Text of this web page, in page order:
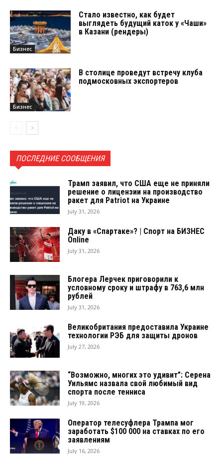
Бизнес
Стало известно, как будет
выглядеть будущий каток у «Чаши»
в Казани (рендеры)
Бизнес
В столице проведут встречу клуба
подмосковных экспортеров
ПОСЛЕДНИЕ СООБЩЕНИЯ
Трамп заявил, что США еще не приняли
решение о лицензии на производство
ракет для Patriot на Украине
July 31, 2026
Даку в «Спартаке»? | Спорт на БИЗНЕС
Online
July 31, 2026
Блогера Лерчек приговорили к
условному сроку и штрафу в 763,6 млн
рублей
July 31, 2026
Великобритания предоставила Украине
технологии РЭБ для защиты дронов
July 27, 2026
“Возможно, многих это удивит”: Серена
Уильямс назвала свой любимый вид
спорта после тенниса
July 19, 2026
Оператор телесуфлера Трампа мог
заработать $100 000 на ставках по его
заявлениям
July 16, 2026